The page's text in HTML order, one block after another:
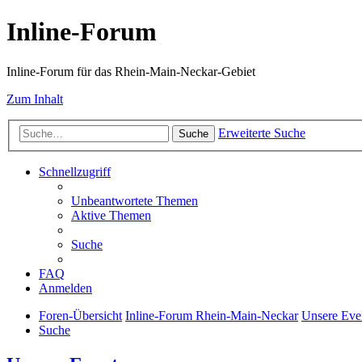
Inline-Forum
Inline-Forum für das Rhein-Main-Neckar-Gebiet
Zum Inhalt
Suche Erweiterte Suche
Schnellzugriff
Unbeantwortete Themen
Aktive Themen
Suche
FAQ
Anmelden
Foren-Übersicht Inline-Forum Rhein-Main-Neckar Unsere
Suche